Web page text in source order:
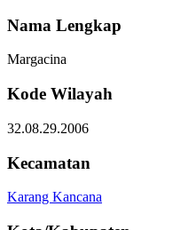
Nama Lengkap
Margacina
Kode Wilayah
32.08.29.2006
Kecamatan
Karang Kancana